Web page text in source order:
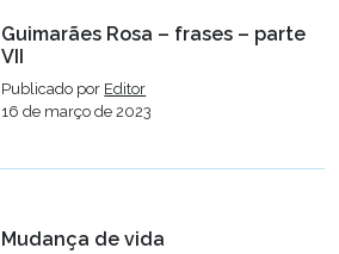
Guimarães Rosa – frases – parte
VII
Publicado por Editor
16 de março de 2023
Mudança de vida